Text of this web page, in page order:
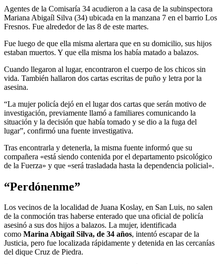
Agentes de la Comisaría 34 acudieron a la casa de la subinspectora
Mariana Abigaíl Silva (34) ubicada en la manzana 7 en el barrio Los
Fresnos. Fue alrededor de las 8 de este martes.
Fue luego de que ella misma alertara que en su domicilio, sus hijos
estaban muertos. Y que ella misma los había matado a balazos.
Cuando llegaron al lugar, encontraron el cuerpo de los chicos sin
vida. También hallaron dos cartas escritas de puño y letra por la
asesina.
“La mujer policía dejó en el lugar dos cartas que serán motivo de
investigación, previamente llamó a familiares comunicando la
situación y la decisión que había tomado y se dio a la fuga del
lugar”, confirmó una fuente investigativa.
Tras encontrarla y detenerla, la misma fuente informó que su
compañera «está siendo contenida por el departamento psicológico
de la Fuerza» y que «será trasladada hasta la dependencia policial».
“Perdónenme”
Los vecinos de la localidad de Juana Koslay, en San Luis, no salen
de la conmoción tras haberse enterado que una oficial de policía
asesinó a sus dos hijos a balazos. La mujer, identificada
como Marina Abigaíl Silva, de 34 años, intentó escapar de la
Justicia, pero fue localizada rápidamente y detenida en las cercanías
del dique Cruz de Piedra.